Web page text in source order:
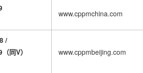
www.cppmchina.com
/
同V）
www.cppmbeijing.com